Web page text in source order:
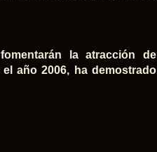
la atracción de
año 2006, ha demostrado